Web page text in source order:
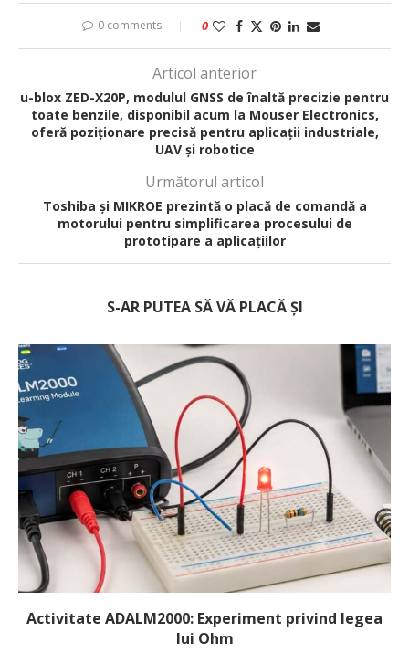
0 comments 0
Articol anterior
u-blox ZED-X20P, modulul GNSS de înaltă precizie pentru
toate benzile, disponibil acum la Mouser Electronics,
oferă poziționare precisă pentru aplicații industriale,
UAV și robotice
Următorul articol
Toshiba și MIKROE prezintă o placă de comandă a
motorului pentru simplificarea procesului de
prototipare a aplicațiilor
S-AR PUTEA SĂ VĂ PLACĂ ȘI
Activitate ADALM2000: Experiment privind legea
lui Ohm